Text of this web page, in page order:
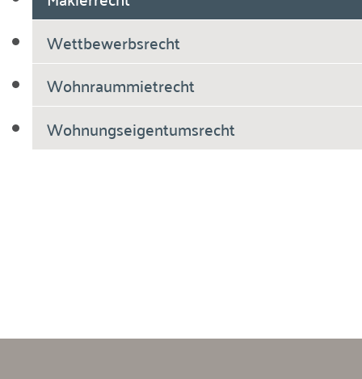
Wettbewerbsrecht
Wohnraummietrecht
Wohnungseigentumsrecht